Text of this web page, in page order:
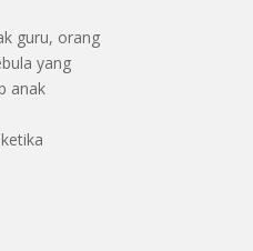
guru, orang
yang
anak